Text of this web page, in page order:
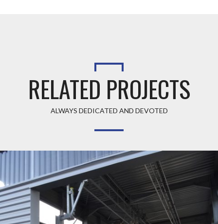
RELATED PROJECTS
ALWAYS DEDICATED AND DEVOTED